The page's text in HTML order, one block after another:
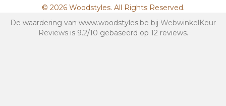
© 2026 Woodstyles. All Rights Reserved.
De waardering van www.woodstyles.be bij WebwinkelKeur
Reviewsis 9.2/10 gebaseerd op 12 reviews.